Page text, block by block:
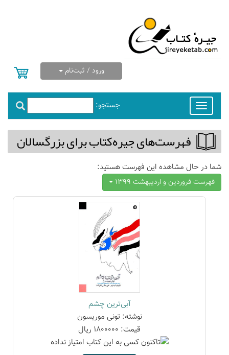
ورود / ثبت‌نام
جستجو:
Toggle
navigation
فهرست‌های جیره‌كتاب برای بزرگسالان
شما در حال مشاهده این فهرست هستید:
فهرست فروردين و ارديبهشت 1399
آبی‌ترین چشم
نوشته: تونی موریسون
قیمت: 1800000 ریال